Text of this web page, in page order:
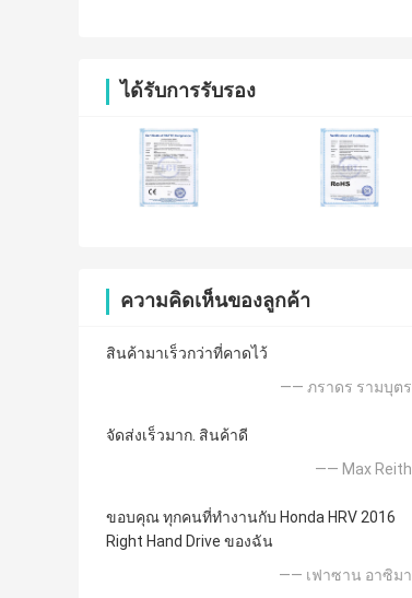
ได้รับการรับรอง
ความคิดเห็นของลูกค้า
สินค้ามาเร็วกว่าที่คาดไว้
—— ภราดร รามบุตร
จัดส่งเร็วมาก. สินค้าดี
—— Max Reith
ขอบคุณ ทุกคนที่ทำงานกับ Honda HRV 2016
Right Hand Drive ของฉัน
—— เฟาซาน อาซิมา